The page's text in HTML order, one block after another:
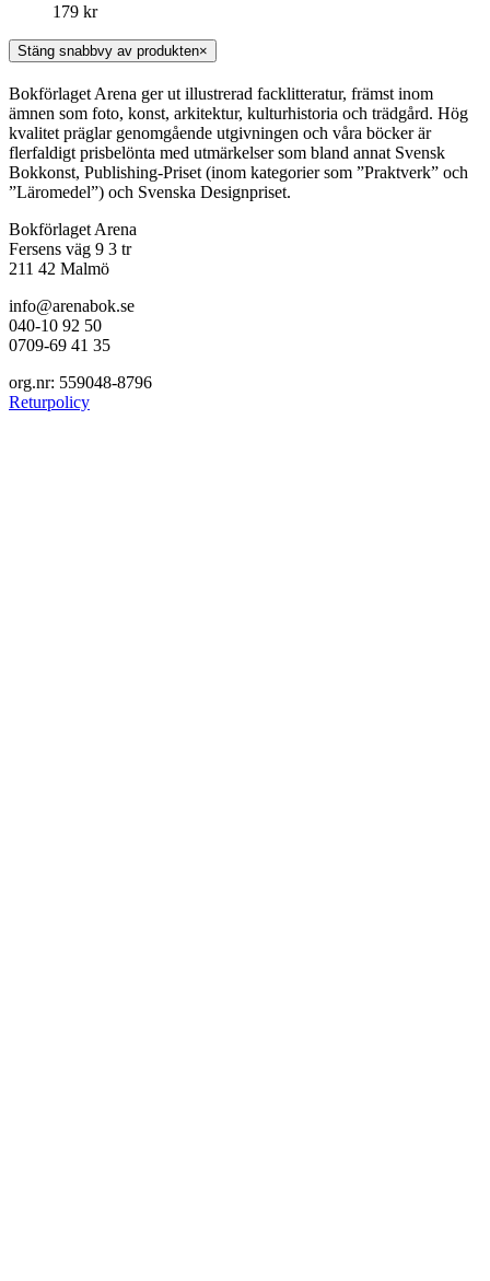
179 kr
Stäng snabbvy av produkten×
Bokförlaget Arena ger ut illustrerad facklitteratur, främst inom
ämnen som foto, konst, arkitektur, kulturhistoria och trädgård. Hög
kvalitet präglar genomgående utgivningen och våra böcker är
flerfaldigt prisbelönta med utmärkelser som bland annat Svensk
Bokkonst, Publishing-Priset (inom kategorier som ”Praktverk” och
”Läromedel”) och Svenska Designpriset.
Bokförlaget Arena
Fersens väg 9 3 tr
211 42 Malmö
info@arenabok.se
040-10 92 50
0709-69 41 35
org.nr: 559048-8796
Returpolicy